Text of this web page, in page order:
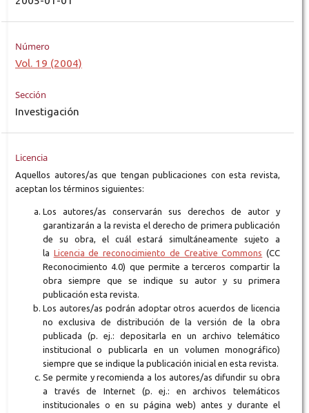
Número
Vol. 19 (2004)
Sección
Investigación
Licencia
Aquellos autores/as que tengan publicaciones con esta revista,
aceptan los términos siguientes:
Los autores/as conservarán sus derechos de autor y
garantizarán a la revista el derecho de primera publicación
de su obra, el cuál estará simultáneamente sujeto a
la Licencia de reconocimiento de Creative Commons (CC
Reconocimiento 4.0) que permite a terceros compartir la
obra siempre que se indique su autor y su primera
publicación esta revista.
Los autores/as podrán adoptar otros acuerdos de licencia
no exclusiva de distribución de la versión de la obra
publicada (p. ej.: depositarla en un archivo telemático
institucional o publicarla en un volumen monográfico)
siempre que se indique la publicación inicial en esta revista.
Se permite y recomienda a los autores/as difundir su obra
a través de Internet (p. ej.: en archivos telemáticos
institucionales o en su página web) antes y durante el